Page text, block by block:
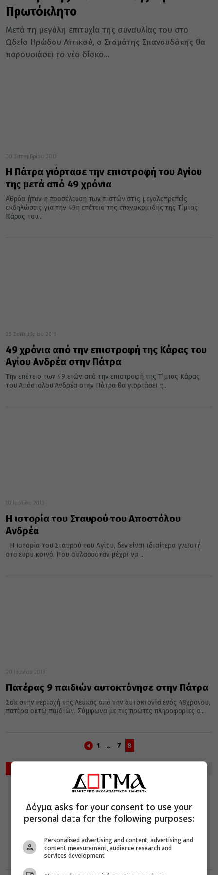
Πρωτόκλητο
Μετά τη μεγάλη επιτυχία της συναυλίας του στο
Ωδείο Ηρώδου Αττικού, ο Σταμάτης Σπανουδάκης θα
παρουσιάσει το νέο δίσκο...
30 Σεπτεμβρίου 2013
Η Πάτρα γιόρτασε την επιστροφή του Αγίου
της μετά από 49 χρόνια
Αθρόα ήταν η προσέλευση των πιστών στις μεγαλοπρεπείς
εκδηλώσεις για την 49η επέτειο της επανακομιδής της Τίμιας
Κάρας του...
23 Σεπτεμβρίου 2013
49 χρόνια από την επιστροφή της Κάρας του
Αγίου Ανδρέα στην Πάτρα
Την επέτειο των 49 ετών από την επιστροφή της Τίμιας Κάρας
του Απόστολου Ανδρέα στην Πάτρα θα γιορτάσει η...
10 Ιουλίου 2013
Η ιστορία του Σταυρού του Αποστόλου
Ανδρέα
Η ιστορία του Σταυρού του Αγίου, δεν είναι ιδιαίτερα γνωστή
στο ευρύ κοινό. Που φυλασσόταν μέχρι να ...
20 Ιουνίου 2013
Πατέρας 9 παιδιών αυτοκτόνησε στην Πάτρα
Σοκ στην περιοχή της Λεύκας από την αυτοκτονία ενός 48χρονου,
πατέρα οκτώ παιδιών. Σύμφωνα με τις πρώτες πληροφορίες ο...
1 … 7 8
12:32
Ιδού βαδίζω
προς Θεία
Δόγμα asks for your consent to use your
personal data for the following purposes:
Personalised advertising and content, advertising and
content measurement, audience research and
services development